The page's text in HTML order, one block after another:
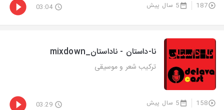
187 5 سال پیش 03:04
نا-داستان - ناداستان_mixdown
ترکیب شعر و موسیقی
158 5 سال پیش 03:29